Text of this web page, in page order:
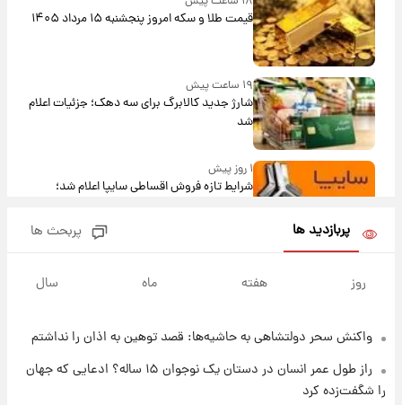
قیمت طلا و سکه امروز پنجشنبه ۱۵ مرداد ۱۴۰۵
۱۹ ساعت پیش
شارژ جدید کالابرگ برای سه دهک؛ جزئیات اعلام
شد
۱ روز پیش
شرایط تازه فروش اقساطی سایپا اعلام شد؛
قیمت سکه و طلا فردا
۱ روز پیش
پربازدید ها پربحث ها
روز هفته ماه سال
واکنش سحر دولتشاهی به حاشیه‌ها: قصد توهین به اذان را نداشتم
راز طول عمر انسان در دستان یک نوجوان ۱۵ ساله؟ ادعایی که جهان
را شگفت‌زده کرد